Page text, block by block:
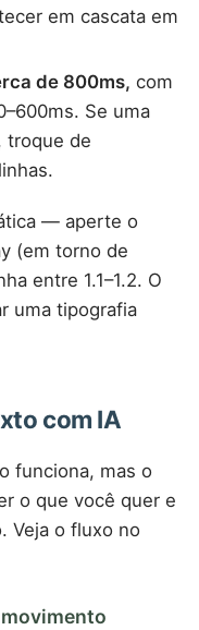
em cascata em
de 800ms, com
Se uma
troque de
— aperte o
(em torno de
entre 1.1–1.2. O
uma tipografia
com IA
funciona, mas o
o que você quer e
Veja o fluxo no
movimento